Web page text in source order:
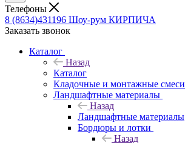
Телефоны
8 (8634)431196 Шоу-рум КИРПИЧА
Заказать звонок
Каталог
Назад
Каталог
Кладочные и монтажные смеси
Ландшафтные материалы
Назад
Ландшафтные материалы
Бордюры и лотки
Назад